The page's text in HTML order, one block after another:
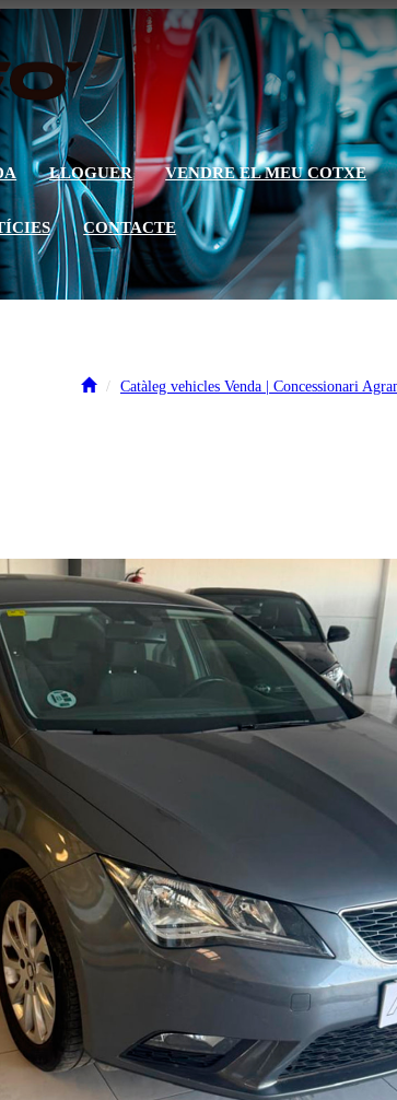
LLOGUER VENDRE EL MEU COTXE
CONTACTE
Catàleg vehicles Venda | Concessionari